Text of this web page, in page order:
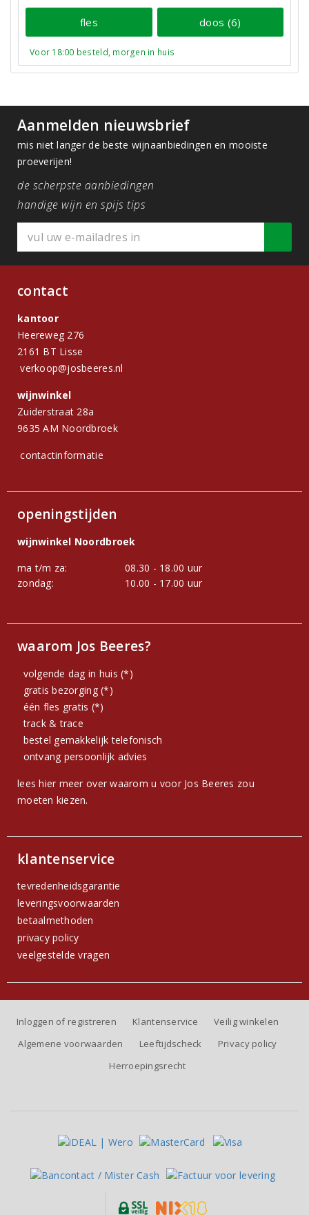
fles doos (6)
Voor 18:00 besteld, morgen in huis
Aanmelden nieuwsbrief
mis niet langer de beste wijnaanbiedingen en mooiste
proeverijen!
de scherpste aanbiedingen
handige wijn en spijs tips
contact
kantoor
Heereweg 276
2161 BT Lisse
verkoop@josbeeres.nl
wijnwinkel
Zuiderstraat 28a
9635 AM Noordbroek
contactinformatie
openingstijden
wijnwinkel Noordbroek
ma t/m za:
08.30 - 18.00 uur
zondag:
10.00 - 17.00 uur
waarom Jos Beeres?
volgende dag in huis (*)
gratis bezorging (*)
één fles gratis (*)
track & trace
bestel gemakkelijk telefonisch
ontvang persoonlijk advies
lees hier meer over waarom u voor Jos Beeres zou
moeten kiezen.
klantenservice
tevredenheidsgarantie
leveringsvoorwaarden
betaalmethoden
privacy policy
veelgestelde vragen
Inloggen of registreren Klantenservice
Veilig winkelen
Algemene voorwaarden
Leeftijdscheck
Privacy policy
Herroepingsrecht